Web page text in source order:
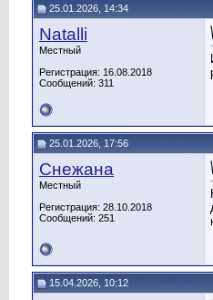
25.01.2026, 14:34
Natalli
Местный
Регистрация: 16.08.2018
Сообщений: 311
25.01.2026, 17:56
Снежана
Местный
Регистрация: 28.10.2018
Сообщений: 251
15.04.2026, 10:12